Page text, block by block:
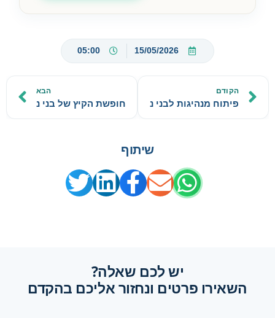
15/05/2026
05:00
הקודם
פיתוח מנהיגות לבני נוער: המדריך המלא להורים ולמורים
הבא
חופשת הקיץ של בני נוער:
שיתוף
יש לכם שאלה?
השאירו פרטים ונחזור אליכם בהקדם